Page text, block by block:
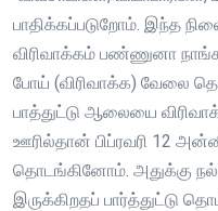
பாதிக்கப்படுறோம். இந்த
விரிவாக்கம் பண்ணுனா
போய் (விரிவாக்க) வேலை
பாத்துட்டு ஆலையை
ஊரில்தான் பிப்ரவரி 12
தொடங்கினோம். அதுக்கு
இருக்கிறதப் பார்த்துட்டு